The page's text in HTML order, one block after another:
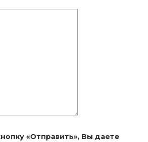
«Отправить», Вы даете